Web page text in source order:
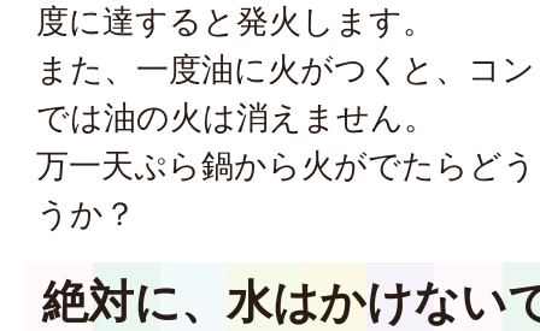
度に達すると発火します。
また、一度油に火がつくと、コ
では油の火は消えません。
万一天ぷら鍋から火がでたらど
うか？
絶対に、水はかけない